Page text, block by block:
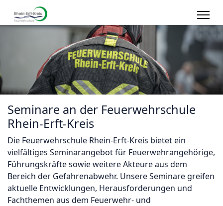
Seminare an der Feuerwehrschule
Rhein-Erft-Kreis
Die Feuerwehrschule Rhein-Erft-Kreis bietet ein
vielfältiges Seminarangebot für Feuerwehrangehörige,
Führungskräfte sowie weitere Akteure aus dem
Bereich der Gefahrenabwehr. Unsere Seminare greifen
aktuelle Entwicklungen, Herausforderungen und
Fachthemen aus dem Feuerwehr- und